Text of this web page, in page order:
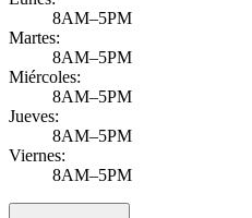
8AM–5PM
Martes:
8AM–5PM
Miércoles:
8AM–5PM
Jueves:
8AM–5PM
Viernes:
8AM–5PM